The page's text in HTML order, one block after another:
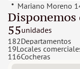
Mariano Moreno
Disponemos
55unidades
182Departamentos
19Locales
116Cocheras